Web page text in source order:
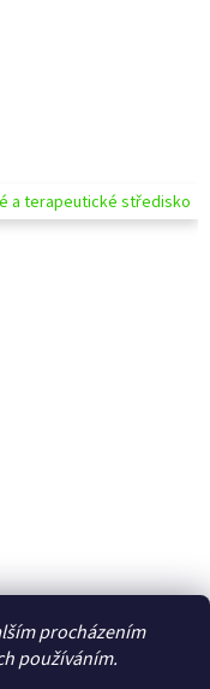
procházením
používáním.
a terapeutické středisko